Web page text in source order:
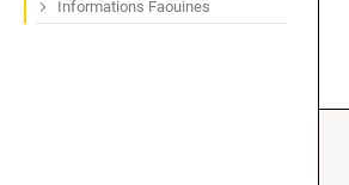
Informations Faouines